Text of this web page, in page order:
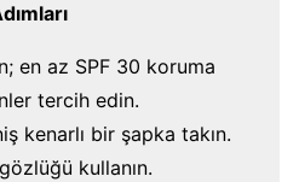
en az SPF 30 koruma
tercih edin.
kenarlı bir şapka takın.
kullanın.